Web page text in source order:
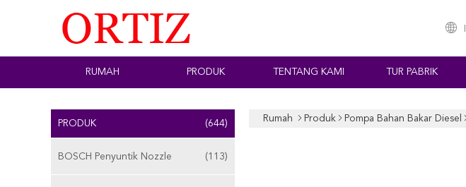
RUMAH PRODUK TENTANG KAMI TUR PABRIK
PRODUK (644)
BOSCH Penyuntik Nozzle (113)
Rumah Produk Pompa Bahan Bakar Diesel